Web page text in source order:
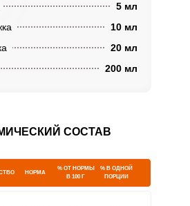
5 мл
10 мл
20 мл
200 мл
СОСТАВ
НОРМА
% ОТ НОРМЫ
В 100 Г
% В ОДНОЙ
ПОРЦИИ